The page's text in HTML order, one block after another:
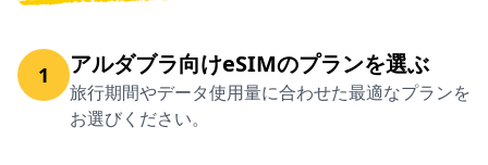
1 アルダブラ向けeSIMのプランを選ぶ
旅行期間やデータ使用量に合わせた最適なプランを
お選びください。